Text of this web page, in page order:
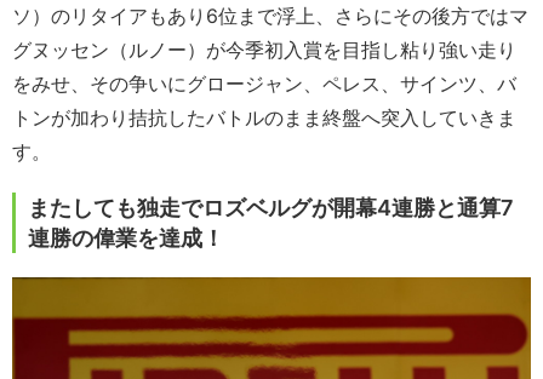
ソ）のリタイアもあり6位まで浮上、さらにその後方ではマ
グヌッセン（ルノー）が今季初入賞を目指し粘り強い走り
をみせ、その争いにグロージャン、ペレス、サインツ、バ
トンが加わり拮抗したバトルのまま終盤へ突入していきま
す。
またしても独走でロズベルグが開幕4連勝と通算7
連勝の偉業を達成！